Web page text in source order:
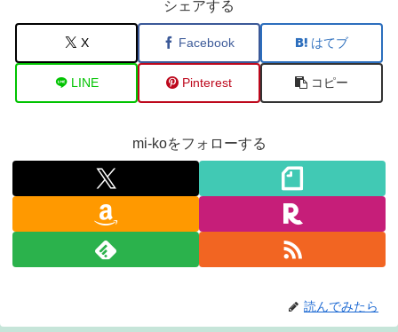
シェアする
X Facebook はてブ
LINE Pinterest コピー
mi-koをフォローする
読んでみたら